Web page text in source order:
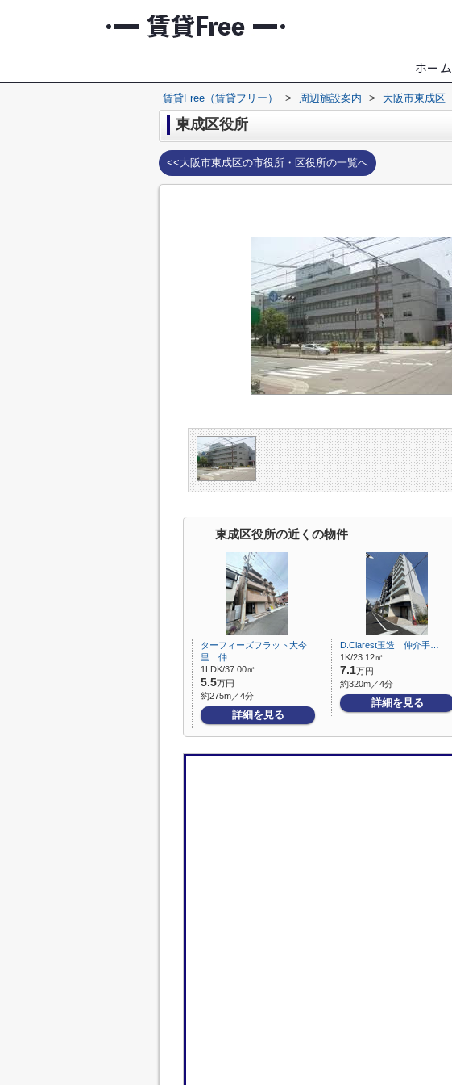
ホーム
賃貸Free（賃貸フリー） > 周辺施設案内 > 大阪市東成区
東成区役所
<<大阪市東成区の市役所・区役所の一覧へ
東成区役所の近くの物件
ターフィーズフラット大今
里 仲…
1LDK/37.00㎡
5.5万円
約275m／4分
詳細を見る
D.Clarest玉造 仲介手…
1K/23.12㎡
7.1万円
約320m／4分
詳細を見る